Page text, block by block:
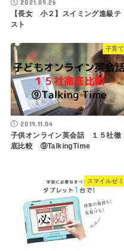
2021.09.26
【長女 小２】スイミング進級テ
スト
子育て
2019.11.04
子供オンライン英会話 １５社徹
底比較 ⑨TalkingTime
スマイルゼミ